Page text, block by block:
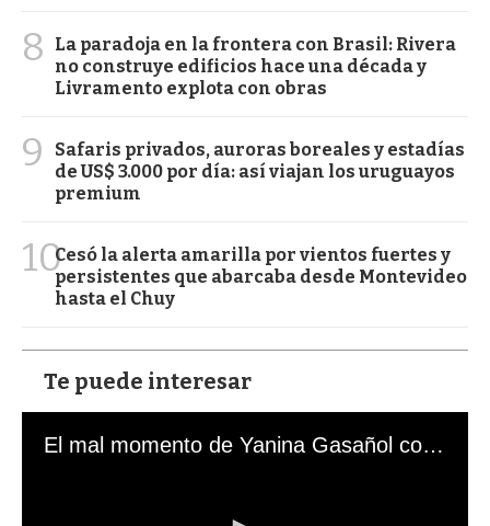
8
La paradoja en la frontera con Brasil: Rivera
no construye edificios hace una década y
Livramento explota con obras
9
Safaris privados, auroras boreales y estadías
de US$ 3.000 por día: así viajan los uruguayos
premium
10Cesó la alerta amarilla por vientos fuertes y
persistentes que abarcaba desde Montevideo
hasta el Chuy
Te puede interesar
El mal momento de Yanina Gasañol con un hincha argentino en "Subrayado"